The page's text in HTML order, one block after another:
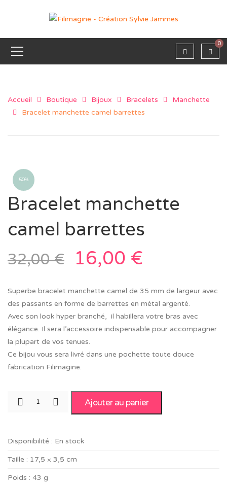
0
Accueil Boutique Bijoux Bracelets
Manchette
Bracelet manchette camel barrettes
50%
Bracelet manchette
camel barrettes
32,00€ 16,00 €
Superbe bracelet manchette camel de 35 mm de largeur avec
des passants en forme de barrettes en métal argenté.
Avec son look hyper branché, il habillera votre bras avec
élégance. Il sera l’accessoire indispensable pour accompagner
la plupart de vos tenues.
Ce bijou vous sera livré dans une pochette toute douce
fabrication Filimagine.
Ajouter au panier
Disponibilité : En stock
Taille : 17,5 × 3,5 cm
Poids : 43 g